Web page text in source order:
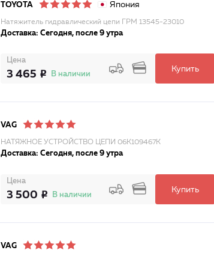
TOYOTA Япония
Натяжитель гидравлический цепи ГРМ 13545-23010
Доставка: Сегодня, после 9 утра
Цена
3 465 В наличии
Купить
VAG
НАТЯЖНОЕ УСТРОЙСТВО ЦЕПИ 06K109467K
Доставка: Сегодня, после 9 утра
Цена
3 500 В наличии
Купить
VAG